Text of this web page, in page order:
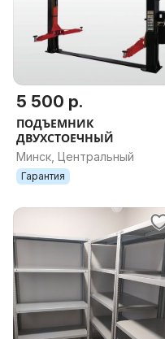
5 500 р.
ПОДЪЕМНИК
ДВУХСТОЕЧНЫЙ
Минск, Центральный
Гарантия